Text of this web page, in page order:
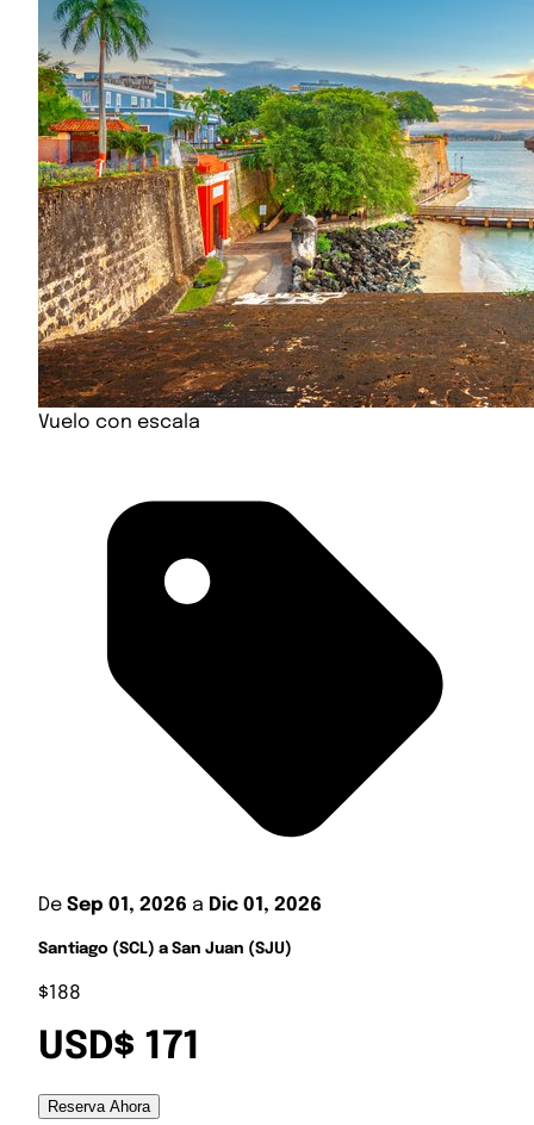
Vuelo con escala
De Sep 01, 2026 a Dic 01, 2026
Santiago (SCL) a San Juan (SJU)
$188
USD$ 171
Reserva Ahora